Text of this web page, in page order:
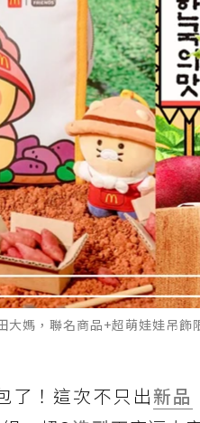
大媽，聯名商品+超萌娃娃吊
了！這次不只出新品